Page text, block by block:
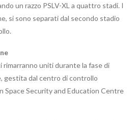
un razzo PSLV-XL a quattro stadi. I
si sono separati dal secondo stadio
rimarranno uniti durante la fase di
gestita dal centro di controllo
Space Security and Education Centre